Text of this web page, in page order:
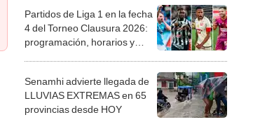
Partidos de Liga 1 en la fecha
4 del Torneo Clausura 2026:
programación, horarios y
Senamhi advierte llegada de
LLUVIAS EXTREMAS en 65
provincias desde HOY